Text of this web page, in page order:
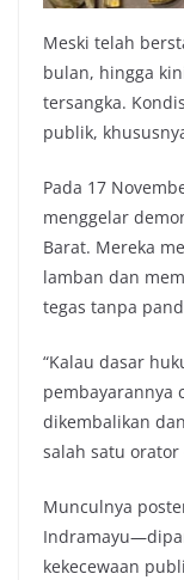
Meski telah
bulan, hingga
tersangka.
publik,
Pada 17
menggelar
Barat. Mereka
lamban dan
tegas tanpa
“Kalau dasar
pembayarannya
dikembalikan
salah satu
Munculnya
kekecewaan